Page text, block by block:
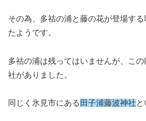
その為、多祜の浦と藤の花が登場す
たようです。
多祜の浦は残ってはいませんが、こ
社がありました。
同じく氷見市にある 田子浦藤波神社と